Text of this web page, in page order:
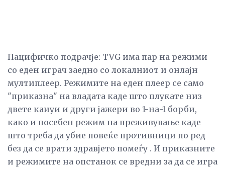
Пацифичко подрачје: TVG има пар на режими
со еден играч заедно со локалниот и онлајн
мултиплеер. Режимите на еден плеер се само
"приказна" на владата каде што плукате низ
двете каиуи и други јажери во 1-на-1 борби,
како и посебен режим на преживување каде
што треба да убие повеќе противници по ред
без да се врати здравјето помеѓу . И приказните
и режимите на опстанок се вредни за да се игра